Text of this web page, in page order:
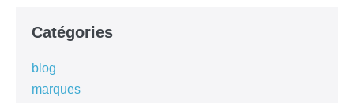
Catégories
blog
marques